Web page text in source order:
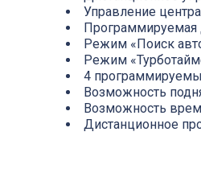
Управление
Программируемая
Режим «Поиск
Режим
4
Возможность
Возможность
Дистанционное